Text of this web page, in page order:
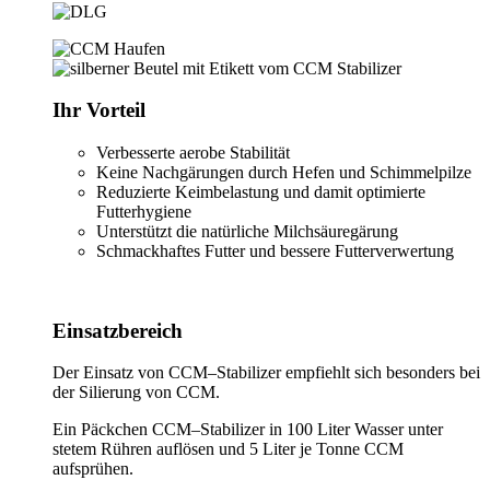
Ihr Vorteil
Verbesserte aerobe Stabilität
Keine Nachgärungen durch Hefen und Schimmelpilze
Reduzierte Keimbelastung und damit optimierte
Futterhygiene
Unterstützt die natürliche Milchsäuregärung
Schmackhaftes Futter und bessere Futterverwertung
Einsatzbereich
Der Einsatz von CCM–Stabilizerempfiehlt sich besonders bei
der Silierung von CCM.
Ein Päckchen CCM–Stabilizerin 100 Liter Wasser unter
stetem Rühren auflösen und 5 Liter je Tonne CCM
aufsprühen.